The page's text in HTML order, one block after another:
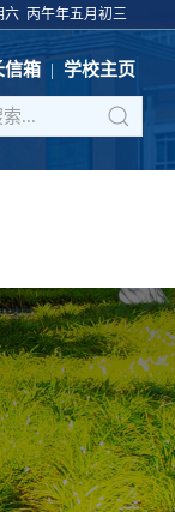
六 丙午年五月初三
学校主页
|
信箱